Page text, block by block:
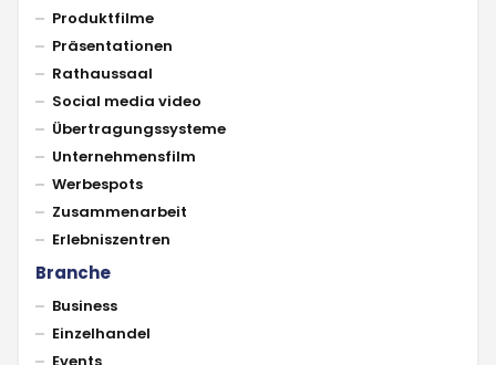
Produktfilme
Präsentationen
Rathaussaal
Social media video
Übertragungssysteme
Unternehmensfilm
Werbespots
Zusammenarbeit
Erlebniszentren
Branche
Business
Einzelhandel